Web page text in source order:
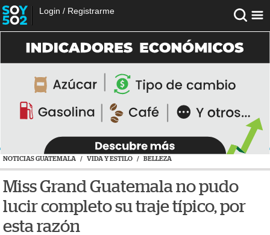
Login / Registrarme
NOTICIAS GUATEMALA / VIDA Y ESTILO / BELLEZA
Miss Grand Guatemala no pudo
lucir completo su traje típico, por
esta razón